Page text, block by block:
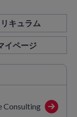
キュラム
イページ
Consulting